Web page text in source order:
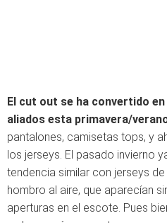
El cut out se ha convertido
aliados esta primavera/
pantalones, camisetas tops, y
los jerseys. El pasado invierno
tendencia similar con jerseys
hombro al aire, que aparecían
aperturas en el escote. Pues